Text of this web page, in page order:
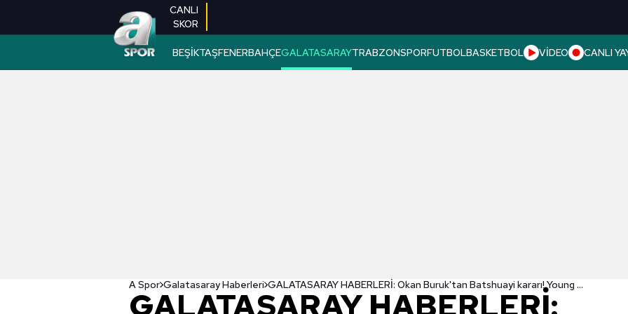
CANLI
SKOR
BEŞİKTAŞFENERBAHÇEGALATASARAYTRABZONSPORFUTBOLBASKETBOL VİDEO CANLI
A Spor Galatasaray Haberleri GALATASARAY HABERLERİ: Okan Buruk'tan Batshuayi kararı! Young Boys maçında...
GALATASARAY HABERLERİ: